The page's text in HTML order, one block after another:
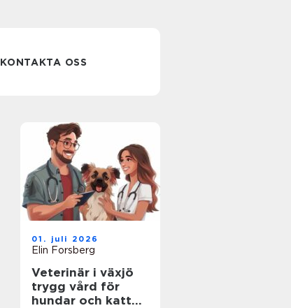
KONTAKTA OSS
01. juli 2026
Elin Forsberg
Veterinär i växjö
trygg vård för
hundar och katter